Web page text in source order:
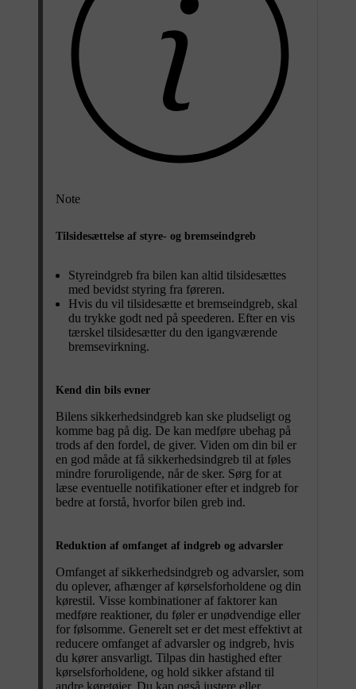
Note
Tilsidesættelse af styre- og bremseindgreb
Styreindgreb fra bilen kan altid tilsidesættes
med bevidst styring fra føreren.
Hvis du vil tilsidesætte et bremseindgreb, skal
du trykke godt ned på speederen. Efter en vis
tærskel tilsidesætter du den igangværende
bremsevirkning.
Kend din bils evner
Bilens sikkerhedsindgreb kan ske pludseligt og
komme bag på dig. De kan medføre ubehag på
trods af den fordel, de giver. Viden om din bil er
en god måde at få sikkerhedsindgreb til at føles
mindre foruroligende, når de sker. Sørg for at
læse eventuelle notifikationer efter et indgreb for
bedre at forstå, hvorfor bilen greb ind.
Reduktion af omfanget af indgreb og advarsler
Omfanget af sikkerhedsindgreb og advarsler, som
du oplever, afhænger af kørselsforholdene og din
kørestil. Visse kombinationer af faktorer kan
medføre reaktioner, du føler er unødvendige eller
for følsomme. Generelt set er det mest effektivt at
reducere omfanget af advarsler og indgreb, hvis
du kører ansvarligt. Tilpas din hastighed efter
kørselsforholdene, og hold sikker afstand til
andre køretøjer. Du kan også justere eller